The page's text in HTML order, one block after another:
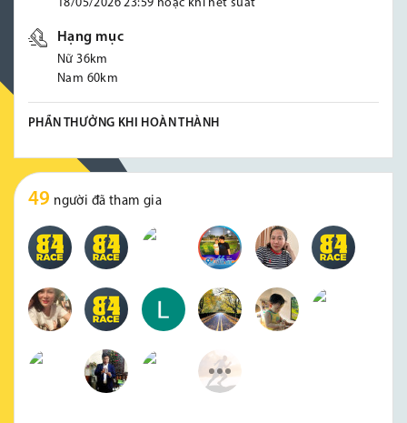
18/05/2026 23:59 hoặc khi hết suất
Hạng mục
Nữ 36km
Nam 60km
PHẦN THƯỞNG KHI HOÀN THÀNH
49 người đã tham gia